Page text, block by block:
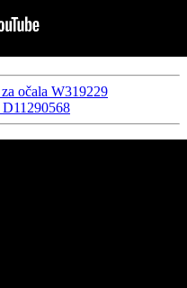
očala W319229
D11290568